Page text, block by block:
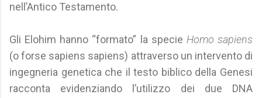
nell’Antico Testamento.
Gli Elohim hanno “formato” la specie Homo sapiens
(o forse sapiens sapiens) attraverso un intervento di
ingegneria genetica che il testo biblico della Genesi
racconta evidenziando l’utilizzo dei due DNA